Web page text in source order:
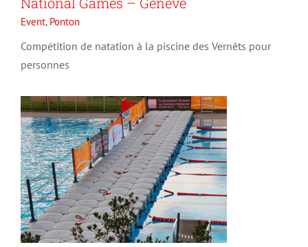
Event, Ponton
Compétition de natation à la piscine des Vernêts pour
personnes
Regional Games – Piscine de
Colovray – Nyon